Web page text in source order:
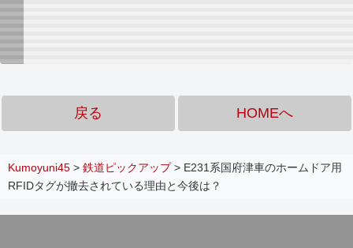
戻る HOMEへ
Kumoyuni45 > 鉄道ピックアップ> E231系国府津車のホームドア用
RFIDタグが撤去されている理由と今後は？